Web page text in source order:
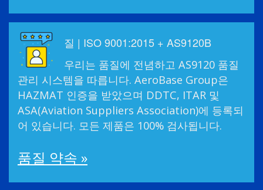
질 | ISO 9001:2015 + AS9120B
우리는 품질에 전념하고 AS9120 품질
관리 시스템을 따릅니다. AeroBase Group은
HAZMAT 인증을 받았으며 DDTC, ITAR 및
ASA(Aviation Suppliers Association)에 등록되
어 있습니다. 모든 제품은 100% 검사됩니다.
품질 약속 »